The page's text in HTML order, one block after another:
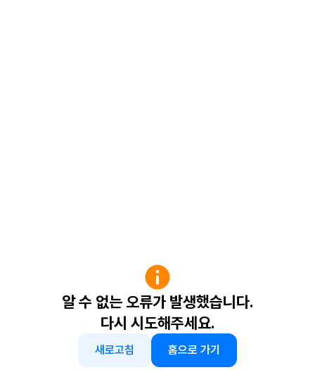
알 수 없는 오류가 발생했습니다.
다시 시도해주세요.
새로고침 홈으로 가기